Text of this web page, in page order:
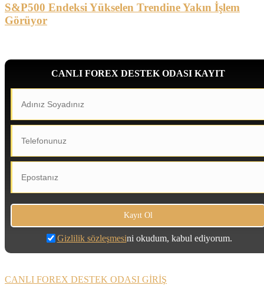
S&P500 Endeksi Yükselen Trendine Yakın İşlem
Görüyor
CANLI FOREX DESTEK ODASI KAYIT
Gizlilik sözleşmesini okudum, kabul ediyorum.
CANLI FOREX DESTEK ODASI GİRİŞ